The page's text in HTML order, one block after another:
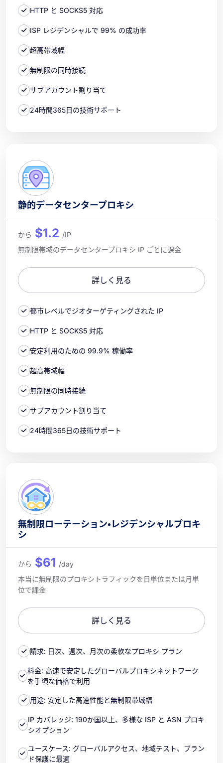
HTTP と SOCKS5 対応
ISP レジデンシャルで 99% の成功率
超高帯域幅
無制限の同時接続
サブアカウント割り当て
24時間365日の技術サポート
静的データセンタープロキシ
から $1.2 /IP
無制限帯域のデータセンタープロキシ IP ごとに課金
詳しく見る
都市レベルでジオターゲティングされた IP
HTTP と SOCKS5 対応
安定利用のための 99.9% 稼働率
超高帯域幅
無制限の同時接続
サブアカウント割り当て
24時間365日の技術サポート
無制限ローテーション・レジデンシャルプロキ
シ
から $61 /day
本当に無制限のプロキシトラフィックを日単位または月単
位で課金
詳しく見る
請求: 日次、週次、月次の柔軟なプロキシ プラン
料金: 高速で安定したグローバルプロキシネットワーク
を手頃な価格で利用
用途: 安定した高速性能と無制限帯域幅
IP カバレッジ: 190か国以上、多様な ISP と ASN プロキ
シオプション
ユースケース: グローバルアクセス、地域テスト、ブラン
ド保護に最適